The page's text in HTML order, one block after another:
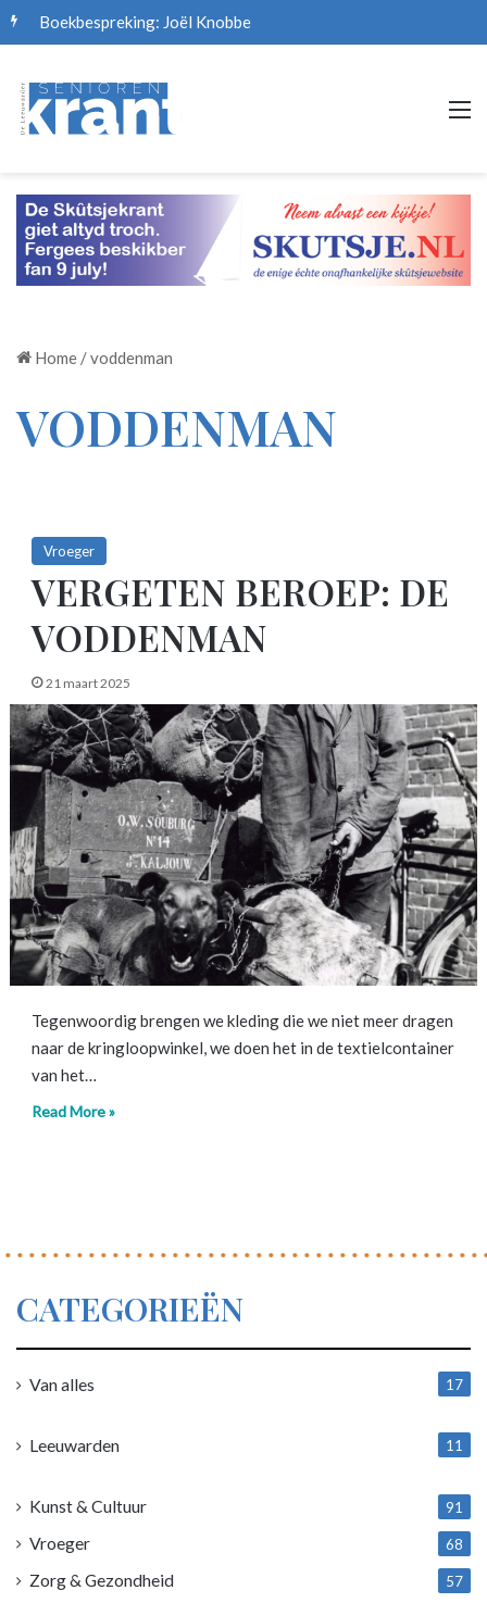
Boekbespreking: Joël Knobbe
Home /voddenman
VODDENMAN
Vroeger
VERGETEN BEROEP: DE
VODDENMAN
21 maart 2025
Tegenwoordig brengen we kleding die we niet meer dragen
naar de kringloopwinkel, we doen het in de textielcontainer
van het…
Read More »
CATEGORIEËN
Van alles
17
Leeuwarden
11
Kunst & Cultuur 91
Vroeger 68
Zorg & Gezondheid 57